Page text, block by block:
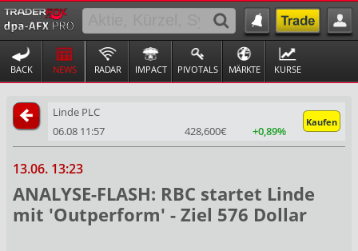
BACK NEWS RADAR IMPACT PIVOTALS MÄRKTE KURSE
Linde PLC
Kaufen
06.08 11:57 428,600€ +0,89%
13.06. 13:23
ANALYSE-FLASH: RBC startet Linde
mit 'Outperform' - Ziel 576 Dollar